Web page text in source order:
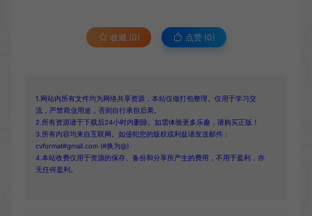
收藏 (0) 点赞 (0)
1.网站内所有文件均为网络共享资源，本站仅做打包整理。仅用于学习交
流，严禁商业用途，否则自行承担后果。
2.所有资源请于下载后24小时内删除。如需体验更多乐趣，请购买正版！
3.所有内容均来自互联网。如侵犯您的版权或利益请发送邮件：
cvformat#gmail.com (#换为@)
4.本站收费仅用于资源的保存、备份和分享所产生的费用，不用于盈利，亦
无任何盈利。